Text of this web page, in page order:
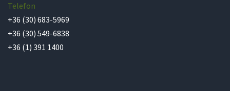
Telefon
+36 (30) 683-5969
+36 (30) 549-6838
+36 (1) 391 1400